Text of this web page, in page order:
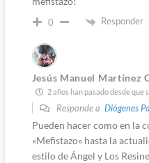
0 Responder
Jesús Manuel Martínez
2 años han pasado desde que
Responde a Diógenes
Pueden hacer como en la
«Mefistazo» hasta la
estilo de Ángel y Los